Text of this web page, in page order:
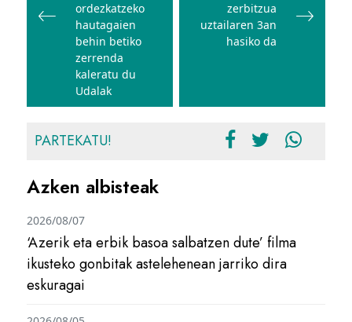
ordezkatzeko
hautagaien
behin betiko
zerrenda
kaleratu du
Udalak
zerbitzua
uztailaren 3an
hasiko da
PARTEKATU!
Azken albisteak
‘Azerik eta erbik basoa salbatzen dute’ filma
ikusteko gonbitak astelehenean jarriko dira
eskuragai
2026/08/07